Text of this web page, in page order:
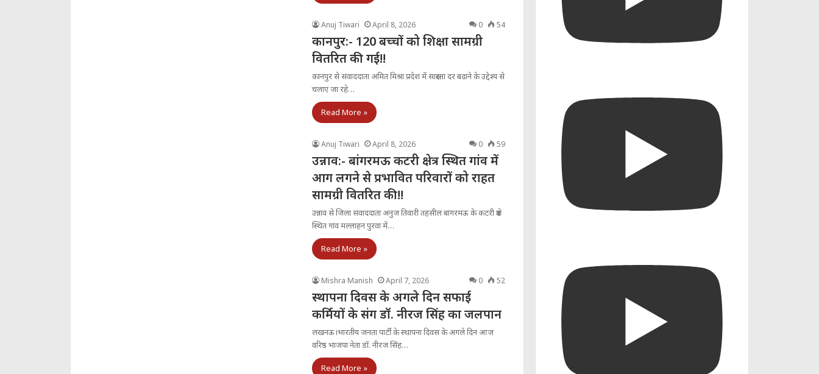
Anuj Tiwari April 8, 2026 0 54
कानपुर:- 120 बच्चों को शिक्षा सामग्री
वितरित की गई!!
कानपुर से संवाददाता अमित मिश्रा प्रदेश में साक्षरता दर बढ़ाने के उद्देश्य से
चलाए जा रहे…
Read More »
Anuj Tiwari April 8, 2026 0 59
उन्नाव:- बांगरमऊ कटरी क्षेत्र स्थित गांव में
आग लगने से प्रभावित परिवारों को राहत
सामग्री वितरित की!!
उन्नाव से जिला संवाददाता अनुज तिवारी तहसील बांगरमऊ के कटरी क्षेत्र
स्थित गांव मल्लाहन पुरवा में…
Read More »
Mishra Manish April 7, 2026 0 52
स्थापना दिवस के अगले दिन सफाई
कर्मियों के संग डॉ. नीरज सिंह का जलपान
लखनऊ।भारतीय जनता पार्टी के स्थापना दिवस के अगले दिन आज
वरिष्ठ भाजपा नेता डॉ. नीरज सिंह…
Read More »